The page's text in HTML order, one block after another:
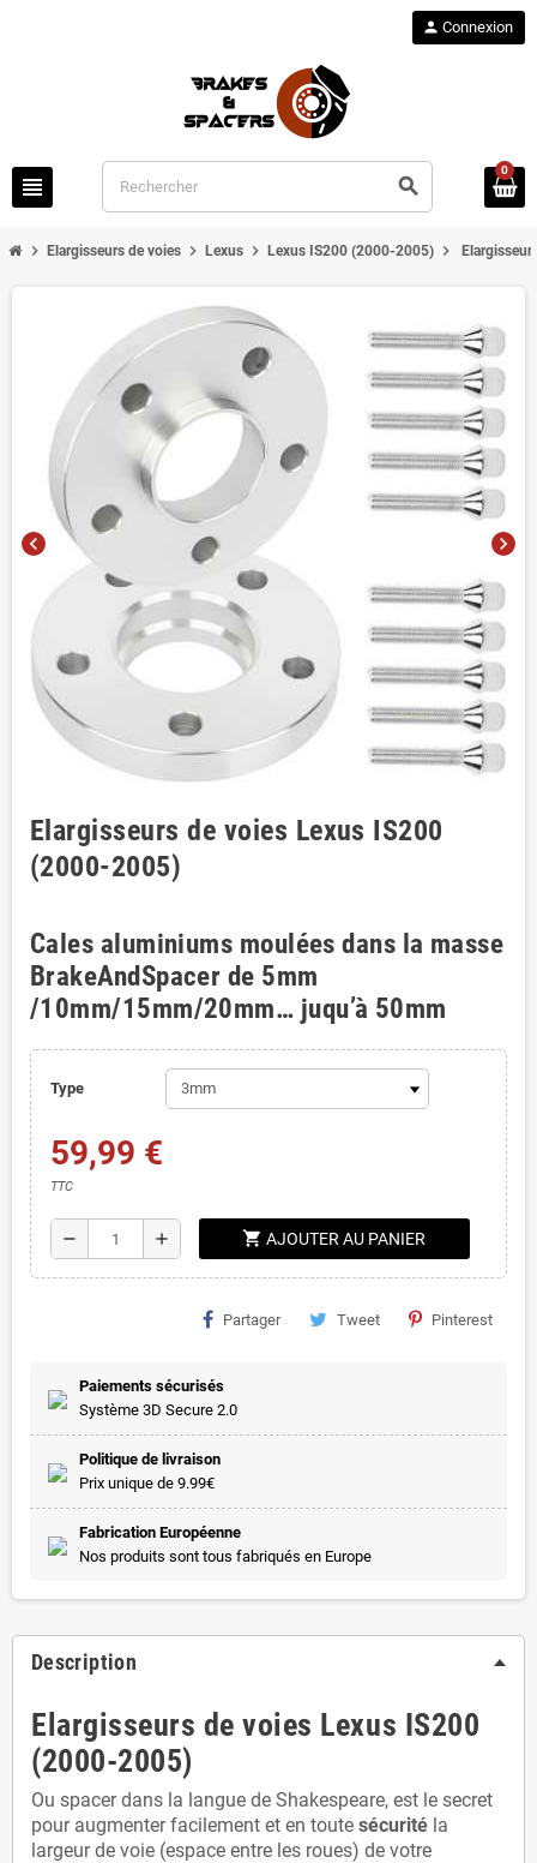
view_headline search
person Connexion
0
chevron_right Elargisseurs de voies chevron_right Lexus chevron_right Lexus IS200 (2000-2005) chevron_right
chevron_left chevron_right
Elargisseurs de voies Lexus IS200
(2000-2005)
Cales aluminiums moulées dans la masse
BrakeAndSpacer de 5mm
/10mm/15mm/20mm… juqu’à 50mm
Type
59,99 €
TTC
remove add shopping_cart AJOUTER AU PANIER
Partager Tweet Pinterest
Paiements sécurisés
Système 3D Secure 2.0
Politique de livraison
Prix unique de 9.99€
Fabrication Européenne
Nos produits sont tous fabriqués en Europe
Description
Elargisseurs de voies Lexus IS200
(2000-2005)
Ou spacer dans la langue de Shakespeare, est le secret
pour augmenter facilement et en toute sécurité la
largeur de voie (espace entre les roues) de votre